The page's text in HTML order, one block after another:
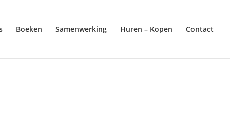
Boeken Samenwerking Huren – Kopen Contact